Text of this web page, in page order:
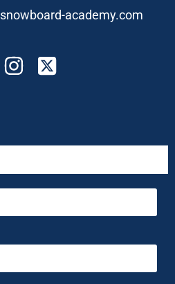
academy.com